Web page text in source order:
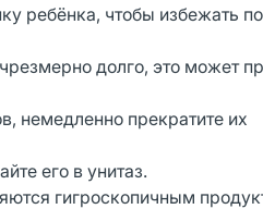
ребёнка, чтобы избежать
долго, это может
немедленно прекратите их
его в унитаз.
гигроскопичным